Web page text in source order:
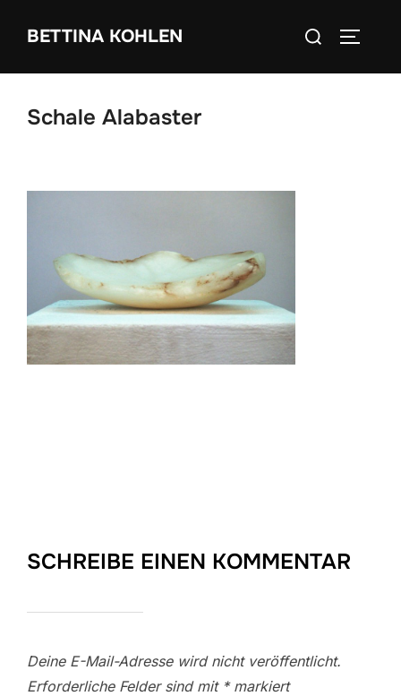
InhaltBETTINA KOHLEN
Suchen
Schale Alabaster
SCHREIBE EINEN KOMMENTAR
Deine E-Mail-Adresse wird nicht veröffentlicht.
Erforderliche Felder sind mit *markiert